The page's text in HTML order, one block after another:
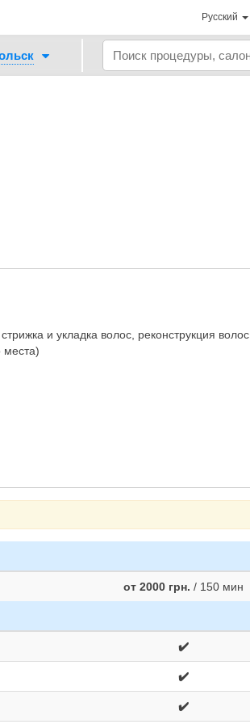
Русский
и укладка волос, реконструкция волос,
места)
от 2000 грн. / 150 мин
✔️
✔️
✔️